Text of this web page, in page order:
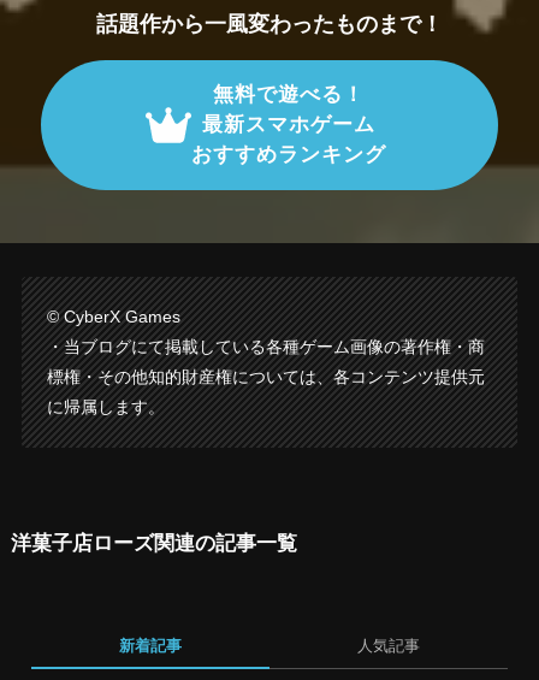
話題作から一風変わったものまで！
無料で遊べる！
最新スマホゲーム
おすすめランキング
© CyberX Games
・当ブログにて掲載している各種ゲーム画像の著作権・商
標権・その他知的財産権については、各コンテンツ提供元
に帰属します。
洋菓子店ローズ関連の記事一覧
新着記事 人気記事